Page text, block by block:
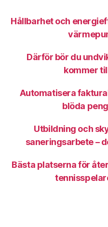
Hållbarhet och
Därför bör du
kommer
Automatisera
blöda
Utbildning och
saneringsarbete –
Bästa platserna för